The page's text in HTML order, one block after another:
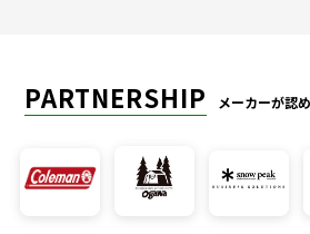
PARTNERSHIP メーカーが認